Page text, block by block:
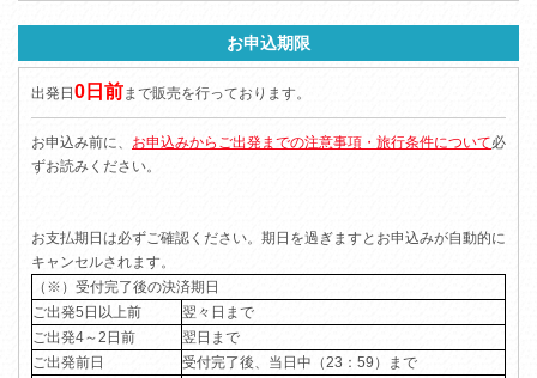
お申込期限
出発日 0日前まで販売を行っております。
お申込み前に、 お申込みからご出発までの注意事項・旅行条件について必
ずお読みください。
お支払期日は必ずご確認ください。期日を過ぎますとお申込みが自動的に
キャンセルされます。
（※）受付完了後の決済期日
ご出発5日以上前
翌々日まで
ご出発4～2日前
翌日まで
ご出発前日
受付完了後、当日中（23：59）まで